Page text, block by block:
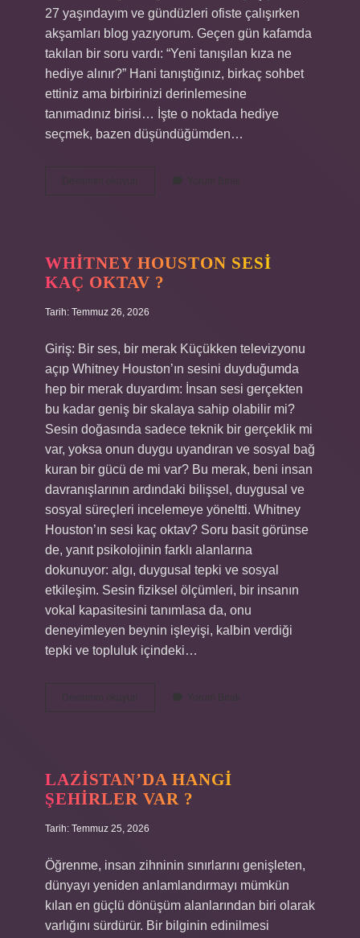
27 yaşındayım ve gündüzleri ofiste çalışırken
akşamları blog yazıyorum. Geçen gün kafamda
takılan bir soru vardı: “Yeni tanışılan kıza ne
hediye alınır?” Hani tanıştığınız, birkaç sohbet
ettiniz ama birbirinizi derinlemesine
tanımadınız birisi… İşte o noktada hediye
seçmek, bazen düşündüğümden…
?
WHITNEY HOUSTON SESI
KAÇ OKTAV ?
Tarih: Temmuz 26, 2026
Giriş: Bir ses, bir merak Küçükken televizyonu
açıp Whitney Houston’ın sesini duyduğumda
hep bir merak duyardım: İnsan sesi gerçekten
bu kadar geniş bir skalaya sahip olabilir mi?
Sesin doğasında sadece teknik bir gerçeklik mi
var, yoksa onun duygu uyandıran ve sosyal bağ
kuran bir gücü de mi var? Bu merak, beni insan
davranışlarının ardındaki bilişsel, duygusal ve
sosyal süreçleri incelemeye yöneltti. Whitney
Houston’ın sesi kaç oktav? Soru basit görünse
de, yanıt psikolojinin farklı alanlarına
dokunuyor: algı, duygusal tepki ve sosyal
etkileşim. Sesin fiziksel ölçümleri, bir insanın
vokal kapasitesini tanımlasa da, onu
deneyimleyen beynin işleyişi, kalbin verdiği
tepki ve topluluk içindeki…
LAZISTAN’DA HANGI
ŞEHIRLER VAR ?
Tarih: Temmuz 25, 2026
Öğrenme, insan zihninin sınırlarını genişleten,
dünyayı yeniden anlamlandırmayı mümkün
kılan en güçlü dönüşüm alanlarından biri olarak
varlığını sürdürür. Bir bilginin edinilmesi